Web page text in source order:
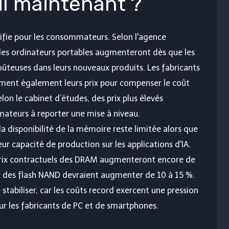
pour les consommateurs. Selon l'agence
ordinateurs portables augmenteront dès que les
dans leurs nouveaux produits. Les fabricants
également leurs prix pour compenser le coût
le cabinet d’études, des prix plus élevés
à reporter une mise à niveau.
disponibilité de la mémoire reste limitée alors que
capacité de production sur les applications d'IA.
contractuels des DRAM augmenteront encore de
flash NAND devraient augmenter de 10 à 15 %.
car les coûts record exercent une pression
les fabricants de PC et de smartphones.